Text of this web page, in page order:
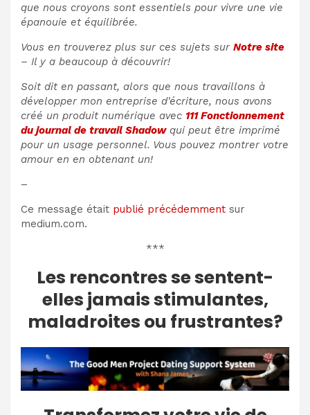
que nous croyons sont essentiels pour vivre une vie
épanouie et équilibrée.
Vous en trouverez plus sur ces sujets sur Notre site
– Il y a beaucoup à découvrir!
Soit dit en passant, alors que nous travaillons à
développer mon entreprise d'écriture, nous avons
créé un produit numérique avec 111 Fonctionnement
du journal de travail Shadowqui peut être imprimé
pour un usage personnel. Vous pouvez montrer votre
amour en en obtenant un!
–
Ce message était publié précédemment sur
medium.com.
***
Les rencontres se sentent-
elles jamais stimulantes,
maladroites ou frustrantes?